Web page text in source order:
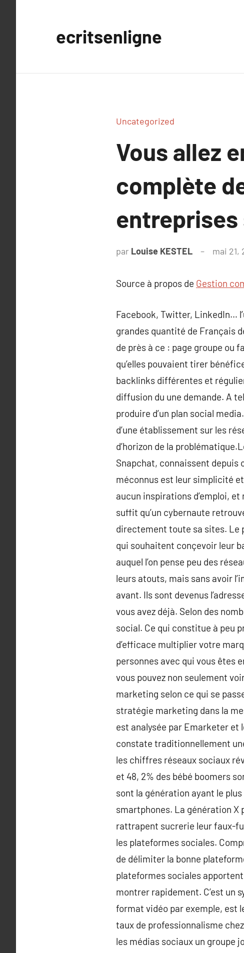
ecritsenligne
Uncategorized
Vous allez
complète
entreprises
par Louise KESTEL mai 21,
Source à propos de Gestion
Facebook, Twitter, LinkedIn…
grandes quantité de Français
de près à ce : page groupe ou
qu’elles pouvaient tirer
backlinks différentes et
diffusion du une demande. A
produire d’un plan social
d’une établissement sur les
d’horizon de la
Snapchat, connaissent depuis
méconnus est leur simplicité
aucun inspirations d’emploi,
suffit qu’un cybernaute
directement toute sa sites. Le
qui souhaitent conçevoir leur
auquel l’on pense peu des
leurs atouts, mais sans avoir
avant. Ils sont devenus
vous avez déjà. Selon des
social. Ce qui constitue à peu
d’efficace multiplier votre
personnes avec qui vous êtes
vous pouvez non seulement
marketing selon ce qui se
stratégie marketing dans la
est analysée par Emarketer et
constate traditionnellement
les chiffres réseaux sociaux
et 48, 2% des bébé boomers
sont la génération ayant le
smartphones. La génération X
rattrapent sucrerie leur faux-
les plateformes sociales.
de délimiter la bonne
plateformes sociales
montrer rapidement. C’est un
format vidéo par exemple, est
taux de professionnalisme
les médias sociaux un groupe